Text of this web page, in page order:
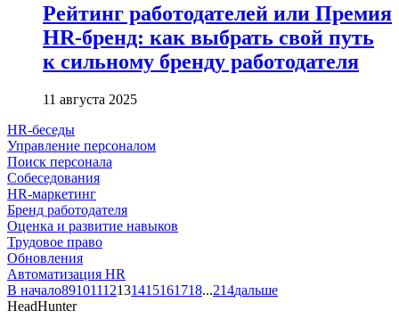
Рейтинг работодателей или Премия
HR-бренд: как выбрать свой путь
к сильному бренду работодателя
11 августа 2025
HR-беседы
Управление персоналом
Поиск персонала
Собеседования
HR-маркетинг
Бренд работодателя
Оценка и развитие навыков
Трудовое право
Обновления
Автоматизация HR
В начало89101112131415161718...214дальше
HeadHunter